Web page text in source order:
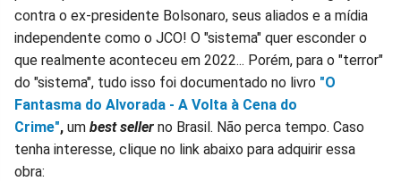
contra o ex-presidente Bolsonaro, seus aliados e a mídia
independente como o JCO! O "sistema" quer esconder o
que realmente aconteceu em 2022... Porém, para o "terror"
do "sistema", tudo isso foi documentado no livro "O
Fantasma do Alvorada - A Volta à Cena do
Crime", um best seller no Brasil. Não perca tempo. Caso
tenha interesse, clique no link abaixo para adquirir essa
obra: